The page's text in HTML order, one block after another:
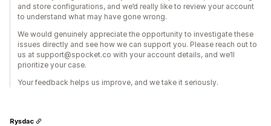
and store configurations, and we’d really like to review your account
to understand what may have gone wrong.
We would genuinely appreciate the opportunity to investigate these
issues directly and see how we can support you. Please reach out to
us at support@spocket.co with your account details, and we’ll
prioritize your case.
Your feedback helps us improve, and we take it seriously.
Rysdac